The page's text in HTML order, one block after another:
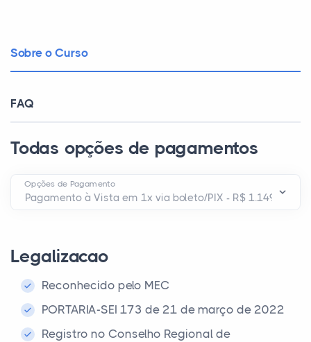
Sobre o Curso
FAQ
Todas opções de pagamentos
Opções de Pagamento
Legalizacao
Reconhecido pelo MEC
PORTARIA-SEI 173 de 21 de março de 2022
Registro no Conselho Regional de